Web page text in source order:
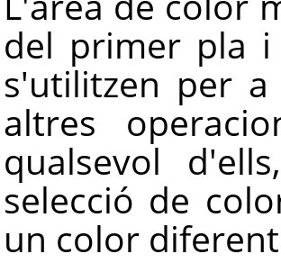
del primer pla
s'utilitzen per
altres
qualsevol
selecció de
un color